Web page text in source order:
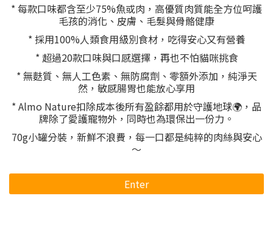
* 每款口味都含至少75%魚或肉，高優質肉質能全方位呵護
毛孩的消化、皮膚、毛髮與骨骼健康
* 採用100%人類食用級別食材，吃得安心又有營養
* 超過20款口味與口感選擇，再也不怕貓咪挑食
* 無麩質、無人工色素、無防腐劑、零額外添加，純淨天
然，敏感腸胃也能放心享用
* Almo Nature扣除成本後所有盈餘都用於守護地球🌍，品
牌除了愛護寵物外，同時也為環保出一份力。
70g小罐分裝，新鮮不浪費，每一口都是純粹的肉絲與安心
～
Enter